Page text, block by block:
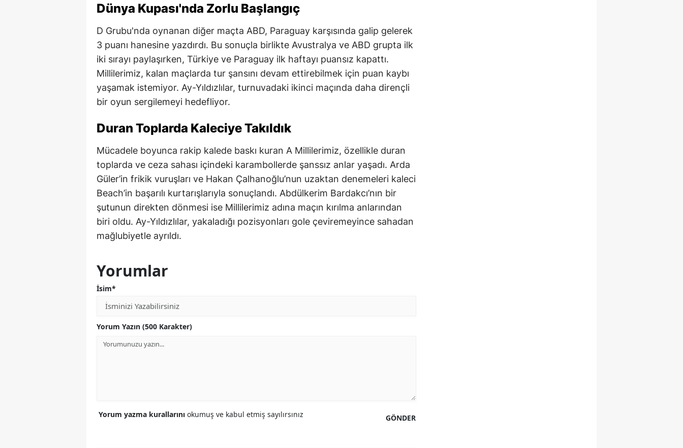
Dünya Kupası'nda Zorlu Başlangıç
D Grubu'nda oynanan diğer maçta ABD, Paraguay karşısında galip gelerek
3 puanı hanesine yazdırdı. Bu sonuçla birlikte Avustralya ve ABD grupta ilk
iki sırayı paylaşırken, Türkiye ve Paraguay ilk haftayı puansız kapattı.
Millilerimiz, kalan maçlarda tur şansını devam ettirebilmek için puan kaybı
yaşamak istemiyor. Ay-Yıldızlılar, turnuvadaki ikinci maçında daha dirençli
bir oyun sergilemeyi hedefliyor.
Duran Toplarda Kaleciye Takıldık
Mücadele boyunca rakip kalede baskı kuran A Millilerimiz, özellikle duran
toplarda ve ceza sahası içindeki karambollerde şanssız anlar yaşadı. Arda
Güler’in frikik vuruşları ve Hakan Çalhanoğlu’nun uzaktan denemeleri kaleci
Beach’in başarılı kurtarışlarıyla sonuçlandı. Abdülkerim Bardakcı’nın bir
şutunun direkten dönmesi ise Millilerimiz adına maçın kırılma anlarından
biri oldu. Ay-Yıldızlılar, yakaladığı pozisyonları gole çeviremeyince sahadan
mağlubiyetle ayrıldı.
Yorumlar
İsim*
Yorum Yazın (500 Karakter)
GÖNDER
Yorum yazma kurallarını okumuş ve kabul etmiş sayılırsınız